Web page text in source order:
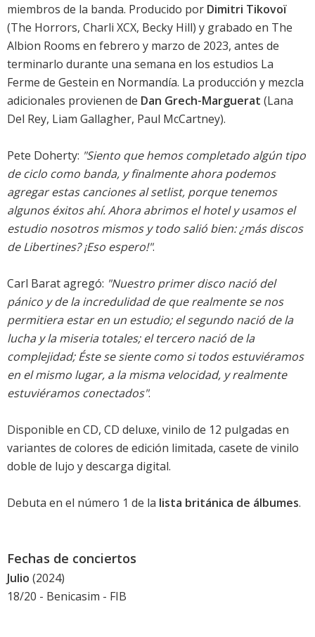
miembros de la banda. Producido por Dimitri Tikovoï
(The Horrors, Charli XCX, Becky Hill) y grabado en The
Albion Rooms en febrero y marzo de 2023, antes de
terminarlo durante una semana en los estudios La
Ferme de Gestein en Normandía. La producción y mezcla
adicionales provienen de Dan Grech-Marguerat (Lana
Del Rey, Liam Gallagher, Paul McCartney).
Pete Doherty: "Siento que hemos completado algún tipo
de ciclo como banda, y finalmente ahora podemos
agregar estas canciones al setlist, porque tenemos
algunos éxitos ahí. Ahora abrimos el hotel y usamos el
estudio nosotros mismos y todo salió bien: ¿más discos
de Libertines? ¡Eso espero!".
Carl Barat agregó: "Nuestro primer disco nació del
pánico y de la incredulidad de que realmente se nos
permitiera estar en un estudio; el segundo nació de la
lucha y la miseria totales; el tercero nació de la
complejidad; Éste se siente como si todos estuviéramos
en el mismo lugar, a la misma velocidad, y realmente
estuviéramos conectados".
Disponible en CD, CD deluxe, vinilo de 12 pulgadas en
variantes de colores de edición limitada, casete de vinilo
doble de lujo y descarga digital.
Debuta en el número 1 de la lista británica de álbumes.
Fechas de conciertos
Julio (2024)
18/20 - Benicasim - FIB